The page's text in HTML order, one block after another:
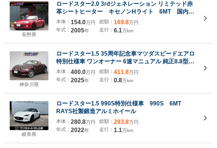
長野県
ロードスター2.0 3rdジェネレーション リミテッド赤
革シートヒーター キセノンHライト 6MT 国内
500台限定車 特別カラー RAYS17AW TEIN車庫
調 社外デジタルインナーミラー ETC
本体： 154.0万円
年式： 2005年
総額： 169.8万円
走行： 6.1万km
神奈川県
ロードスター1.5 35周年記念車マツダスピードエアロ
特別仕様車 ワンオーナー 6速マニュアル 純正8.8型
BOSEナビ フルセグ カープレイ Bカメラ ETC ミラレ
コ 16AW レザーシート LEDライト シートヒーター パ
ーキングセンサー レーダークルーズ
本体： 400.0万円
年式： 2025年
総額： 411.8万円
走行： 0.8万km
岐阜県
ロードスター1.5 990S特別仕様車 990S 6MT
RAYS社製鍛造アルミホイール
本体： 280.8万円
年式： 2022年
総額： 293.8万円
走行： 1.1万km